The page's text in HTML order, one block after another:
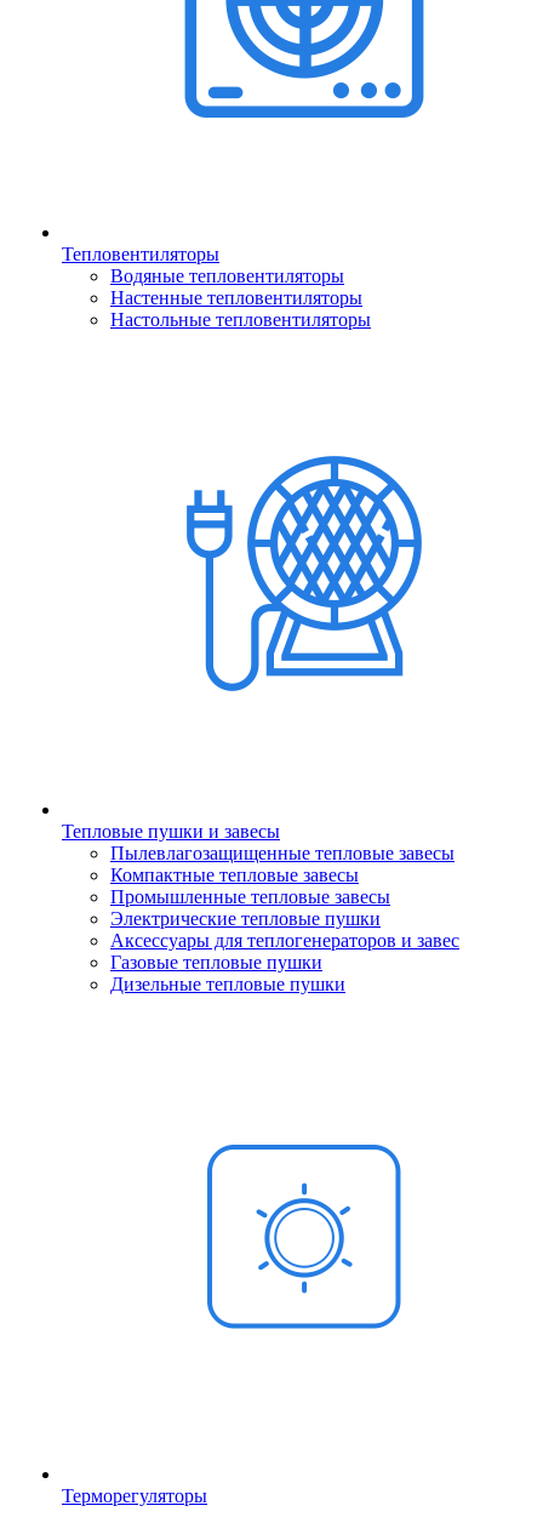
Тепловентиляторы
Водяные тепловентиляторы
Настенные тепловентиляторы
Настольные тепловентиляторы
Тепловые пушки и завесы
Пылевлагозащищенные тепловые завесы
Компактные тепловые завесы
Промышленные тепловые завесы
Электрические тепловые пушки
Аксессуары для теплогенераторов и завес
Газовые тепловые пушки
Дизельные тепловые пушки
Терморегуляторы